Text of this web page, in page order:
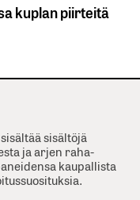
kuplan piirteitä
sisältöjä
ja arjen raha-
kaupallista